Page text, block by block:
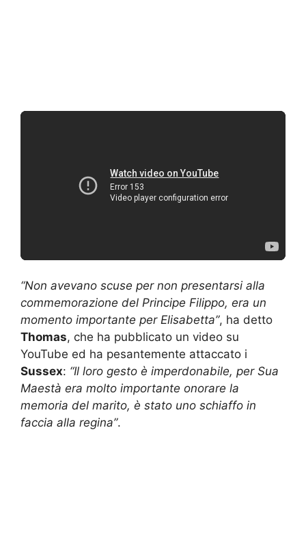
“Non avevano scuse per non presentarsi alla
commemorazione del Principe Filippo, era un
momento importante per Elisabetta”, ha detto
Thomas, che ha pubblicato un video su
YouTube ed ha pesantemente attaccato i
Sussex: “Il loro gesto è imperdonabile, per Sua
Maestà era molto importante onorare la
memoria del marito, è stato uno schiaffo in
faccia alla regina”.